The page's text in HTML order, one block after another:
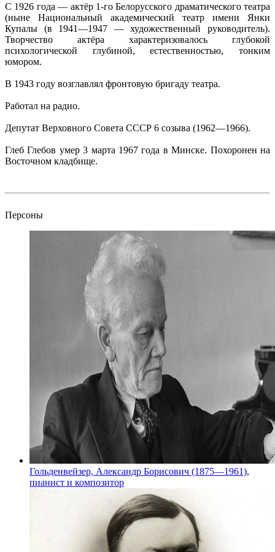
С 1926 года — актёр 1-го Белорусского драматического театра
(ныне Национальный академический театр имени Янки
Купалы (в 1941—1947 — художественный руководитель).
Творчество актёра характеризовалось глубокой
психологической глубиной, естественностью, тонким
юмором.
В 1943 году возглавлял фронтовую бригаду театра.
Работал на радио.
Депутат Верховного Совета СССР 6 созыва (1962—1966).
Глеб Глебов умер 3 марта 1967 года в Минске. Похоронен на
Восточном кладбище.
Персоны
Гольденвейзер, Александр Борисович (1875—1961),
пианист и композитор